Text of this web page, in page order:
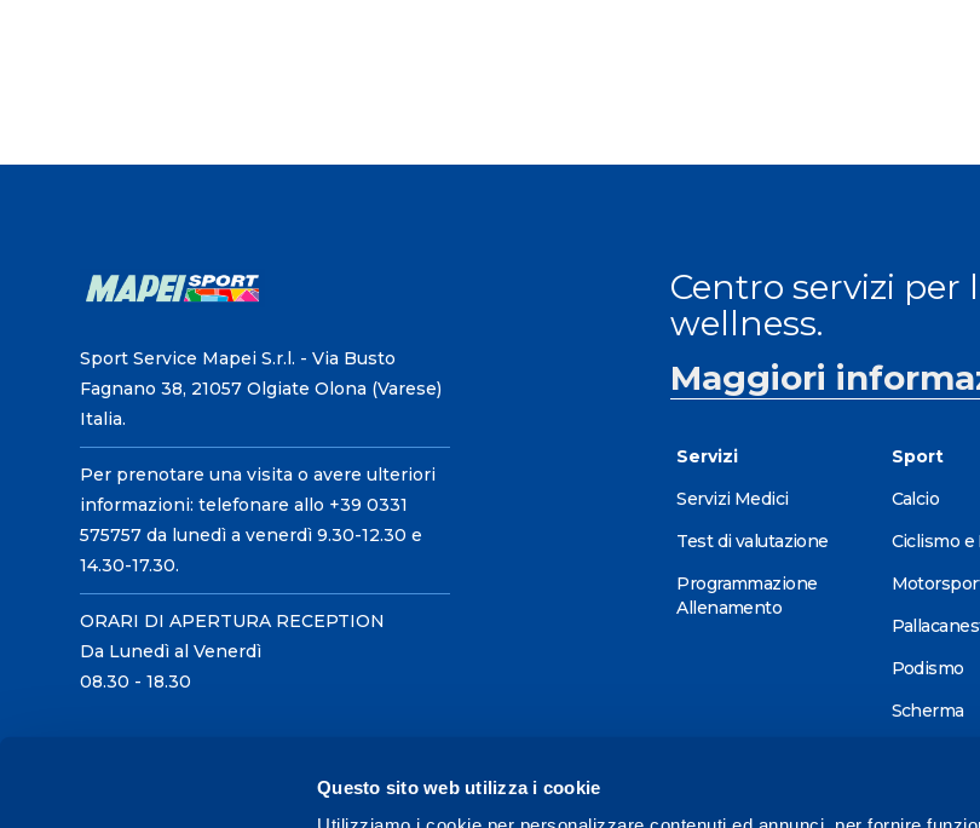
Questo sito web utilizza i cookie
Sport Service Mapei S.r.l. - Via Busto
Fagnano 38, 21057 Olgiate Olona (Varese)
Italia.
Per prenotare una visita o avere ulteriori
informazioni: telefonare allo +39 0331
575757 da lunedì a venerdì 9.30-12.30 e
14.30-17.30.
ORARI DI APERTURA RECEPTION
Da Lunedì al Venerdì
08.30 - 18.30
Centro servizi per
wellness.
Maggiori
Servizi
Servizi Medici
Test di valutazione
Programmazione
Allenamento
Sport
Calcio
Ciclismo e
Podismo
Scherma